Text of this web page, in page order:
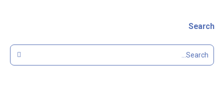
Search